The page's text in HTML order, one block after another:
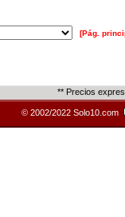
[Pág.
** Precios
© 2002/2022 Solo10.com